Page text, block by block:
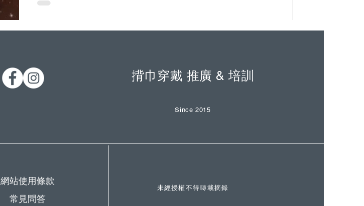
揹巾穿戴 推廣 & 培訓
Since 2015
網站使用條款
未經授權不得轉載摘錄
常見問答